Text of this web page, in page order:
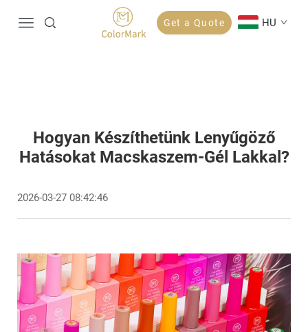
Get a Quote HU
Hogyan Készíthetünk Lenyűgöző
Hatásokat Macskaszem-Gél Lakkal?
2026-03-27 08:42:46